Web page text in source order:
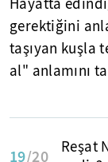
Hayatta
gerektiğini
taşıyan kuşla
al" anlamını
19/20
Reşat